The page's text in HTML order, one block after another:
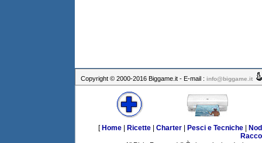
Copyright © 2000-2016 Biggame.it - E-mail : info@biggame.it
[ Home| Ricette| Charter| Pesci e Tecniche|